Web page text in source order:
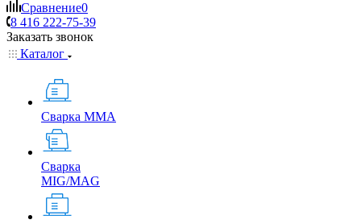
Сравнение0
8 416 222-75-39
Заказать звонок
Каталог
Сварка MMA
Сварка
MIG/MAG